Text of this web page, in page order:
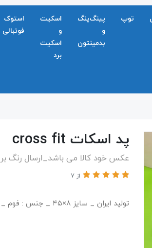
توپ
پینگ‌پنگ
و
بدمينتون
اسکیت
و
اسکیت
برد
استوک
فوتبالی
پد اسکات cross fit
عکس خود کالا می باشد_ارسال رنگ
از 7
تولید ایران _ سایز ۸×۴۵ _ جنس : فوم _ دارای چسب قوی _ کیفیت عالی